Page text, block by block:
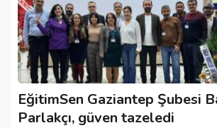
EğitimSen Gaziantep Şubesi
Parlakçı, güven tazeledi